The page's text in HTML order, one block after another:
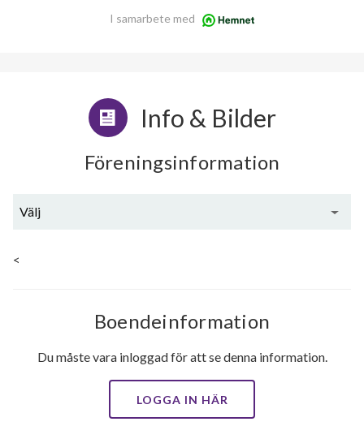
I samarbete med
Info & Bilder
Föreningsinformation
Välj
<
Boendeinformation
Du måste vara inloggad för att se denna information.
LOGGA IN HÄR